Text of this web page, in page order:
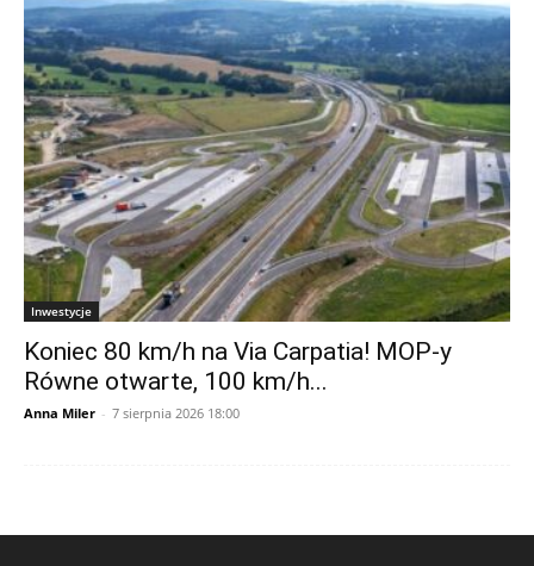
Inwestycje
Koniec 80 km/h na Via Carpatia! MOP-y
Równe otwarte, 100 km/h...
Anna Miler - 7 sierpnia 2026 18:00